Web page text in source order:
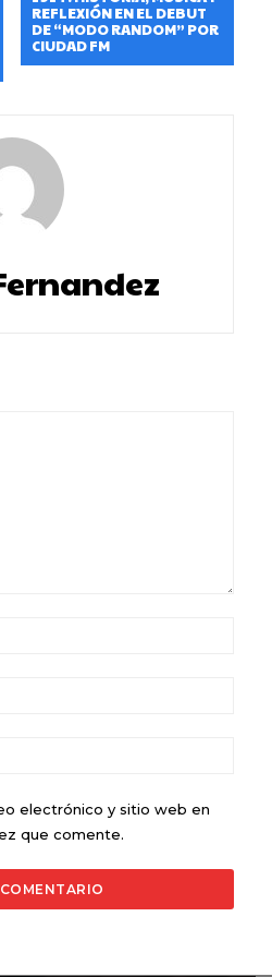
REFLEXIÓN EN EL DEBUT
DE “MODO RANDOM” POR
CIUDAD FM
electrónico y sitio web en
que comente.